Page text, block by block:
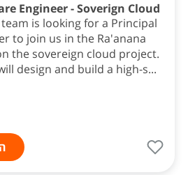
Engineer - Soverign Cloud
is looking for a Principal
to join us in the Ra'anana
the sovereign cloud project.
design and build a high-s...